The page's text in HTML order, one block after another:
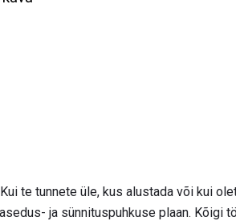
Kui te tunnete üle, kus alustada või kui
ja sünnituspuhkuse plaan. Kõigi